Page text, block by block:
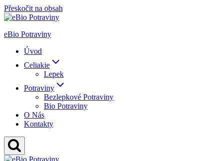
Přeskočit na obsah
eBio Potraviny
Úvod
Celiakie
Lepek
Potraviny
Bezlepkové Potraviny
Bio Potraviny
O Nás
Kontakty